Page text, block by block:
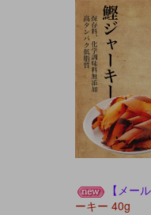
【メー
ーキー 40g